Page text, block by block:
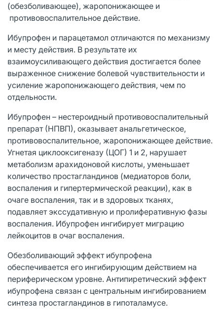
(обезболивающее), жаропонижающее и
противовоспалительное действие.
Ибупрофен и парацетамол отличаются по механизму
и месту действия. В результате их
взаимоусиливающего действия достигается более
выраженное снижение болевой чувствительности и
усиление жаропонижающего действия, чем по
отдельности.
Ибупрофен – нестероидный противовоспалительный
препарат (НПВП), оказывает анальгетическое,
противовоспалительное, жаропонижающее действие.
Угнетая циклооксигеназу (ЦОГ) 1 и 2, нарушает
метаболизм арахидоновой кислоты, уменьшает
количество простагландинов (медиаторов боли,
воспаления и гипертермической реакции), как в
очаге воспаления, так и в здоровых тканях,
подавляет экссудативную и пролиферативную фазы
воспаления. Ибупрофен ингибирует миграцию
лейкоцитов в очаг воспаления.
Обезболивающий эффект ибупрофена
обеспечивается его ингибирующим действием на
периферическом уровне. Антипиретический эффект
ибупрофена связан с центральным ингибированием
синтеза простагландинов в гипоталамусе.